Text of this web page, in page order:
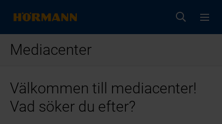
Mediacenter
Välkommen till mediacenter!
Vad söker du efter?